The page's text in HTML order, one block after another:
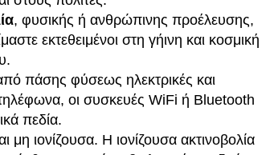
, φυσικής ή ανθρώπινης προέλευσης,
εκτεθειμένοι στη γήινη και κοσμική
πάσης φύσεως ηλεκτρικές και
οι συσκευές WiFi ή Bluetooth
πεδία.
μη ιονίζουσα. Η ιονίζουσα ακτινοβολία